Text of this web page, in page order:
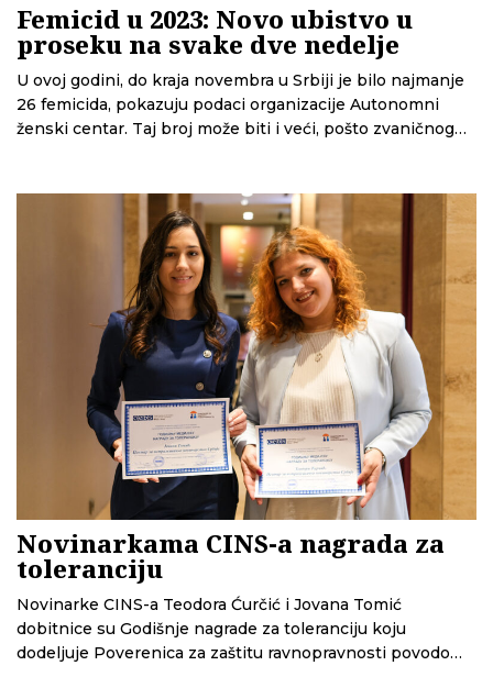
Femicid u 2023: Novo ubistvo u
proseku na svake dve nedelje
U ovoj godini, do kraja novembra u Srbiji je bilo najmanje
26 femicida, pokazuju podaci organizacije Autonomni
ženski centar. Taj broj može biti i veći, pošto zvaničnog
otkriven još jedan slučaj femicida od prošle godine koji je
tada prošao ispod radara.
Novinarkama CINS-a nagrada za
toleranciju
Novinarke CINS-a Teodora Ćurčić i Jovana Tomić
dobitnice su Godišnje nagrade za toleranciju koju
dodeljuje Poverenica za zaštitu ravnopravnosti povodom